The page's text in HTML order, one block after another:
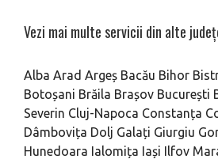
Vezi mai multe servicii din alte
Alba Arad Argeș Bacău Bihor
Botoșani Brăila Brașov București
Severin Cluj-Napoca Constanța
Dâmbovița Dolj Galați Giurgiu
Hunedoara Ialomița Iași Ilfov